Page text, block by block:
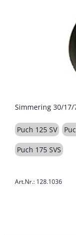
Simmering 30/
Puch 125 SV
Puch 175 SVS
Art.Nr.: 128.1036